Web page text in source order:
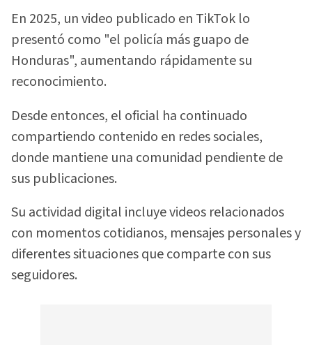
En 2025, un video publicado en TikTok lo
presentó como "el policía más guapo de
Honduras", aumentando rápidamente su
reconocimiento.
Desde entonces, el oficial ha continuado
compartiendo contenido en redes sociales,
donde mantiene una comunidad pendiente de
sus publicaciones.
Su actividad digital incluye videos relacionados
con momentos cotidianos, mensajes personales y
diferentes situaciones que comparte con sus
seguidores.